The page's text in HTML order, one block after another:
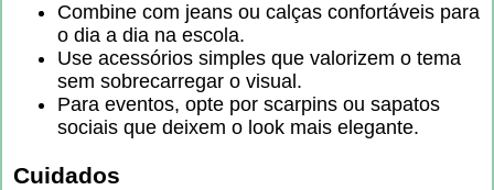
Combine com jeans ou calças confortáveis para
o dia a dia na escola.
Use acessórios simples que valorizem o tema
sem sobrecarregar o visual.
Para eventos, opte por scarpins ou sapatos
sociais que deixem o look mais elegante.
Cuidados